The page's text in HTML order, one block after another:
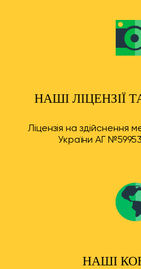
НАШІ ЛІЦЕНЗІЇ
Ліцензія на здійснення
України АГ
НАШІ